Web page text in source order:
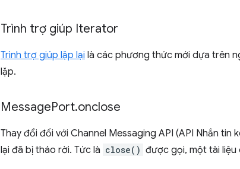
Trình trợ giúp Iterator
Trình trợ giúp lặp lại là các phương thức mới dựa trên
lặp.
MessagePort.onclose
Thay đổi đối với Channel Messaging API (API Nhắn
lại đã bị tháo rời. Tức là close() được gọi, một tài liệu